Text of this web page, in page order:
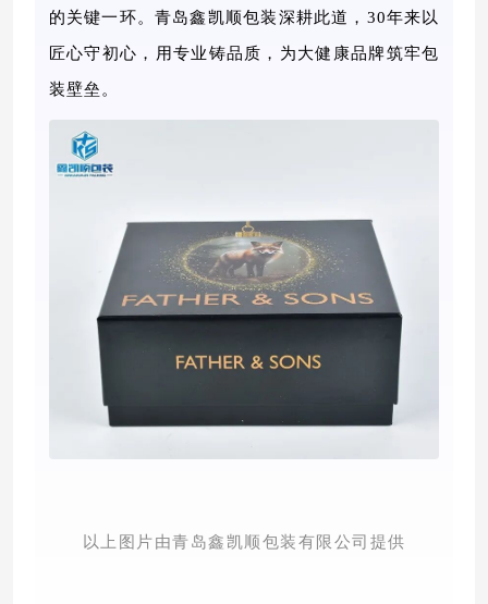
的关键一环。青岛鑫凯顺包装深耕此道， 30年来以
匠心守初心，用专业铸品质，为大健康品牌筑牢包
装壁垒。
以上图片由青岛鑫凯顺包装有限公司提供